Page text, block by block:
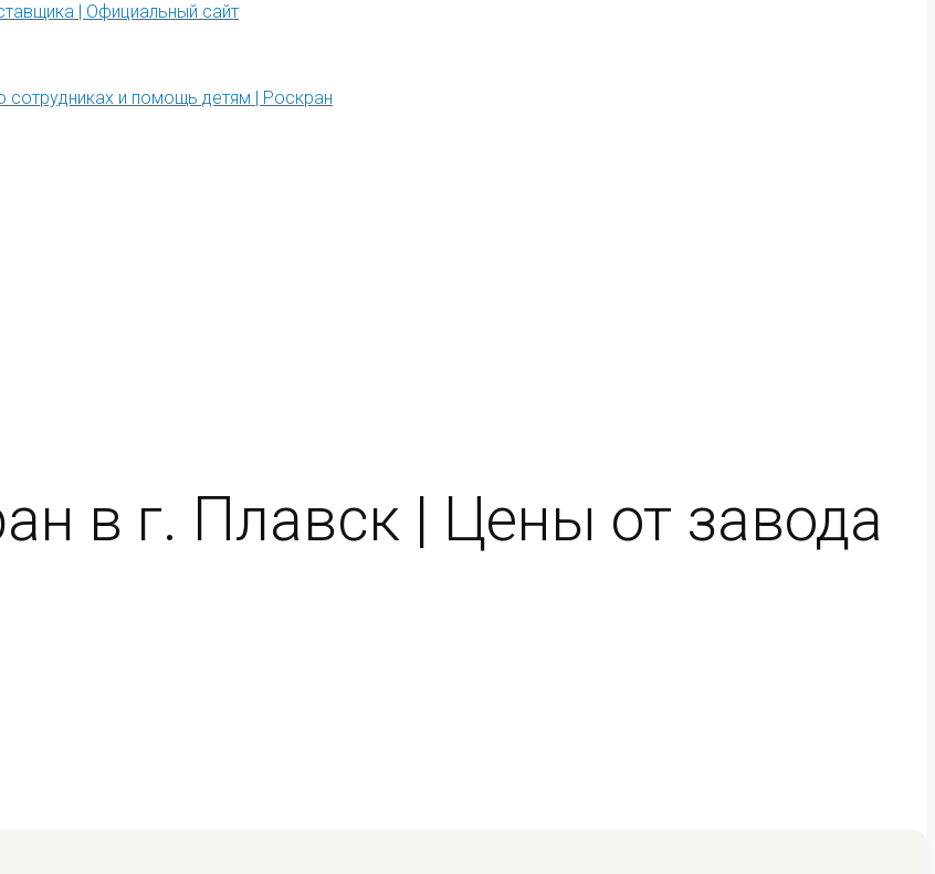
| Официальный сайт
сотрудниках и помощь детям | Роскран
в г. Плавск | Цены от завода